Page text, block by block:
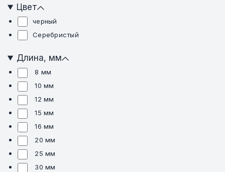
Цвет
черный
Серебристый
Длина, мм
8 мм
10 мм
12 мм
15 мм
16 мм
20 мм
25 мм
30 мм